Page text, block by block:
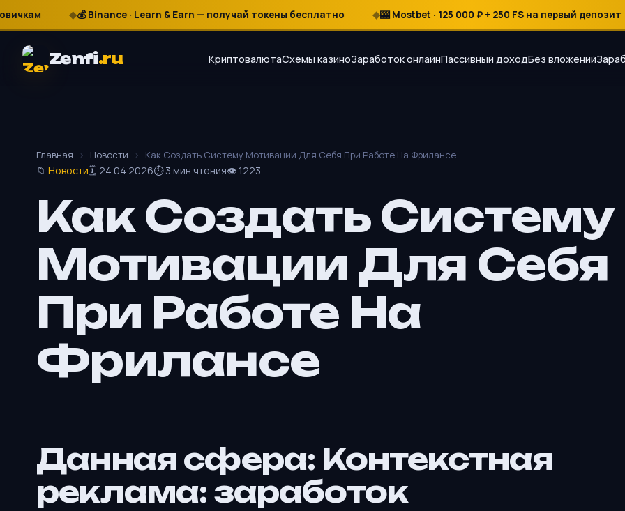
₽
$
€
💰 Binance · Learn & Earn — получай токены бесплатно 🎰 Mostbet · 125 000 ₽ + 250 FS на первый депозит
Zenfi.ru КриптовалютаСхемы казиноЗаработок онлайнПассивный доходБез вложений
Главная › Новости › Как Создать Систему Мотивации Для Себя При Работе На Фрилансе
📁 Новости🗓 24.04.2026⏱ 3 мин чтения👁 1223
Как Создать Систему
Мотивации Для Себя
При Работе На
Фрилансе
Данная сфера: Контекстная
реклама: заработок